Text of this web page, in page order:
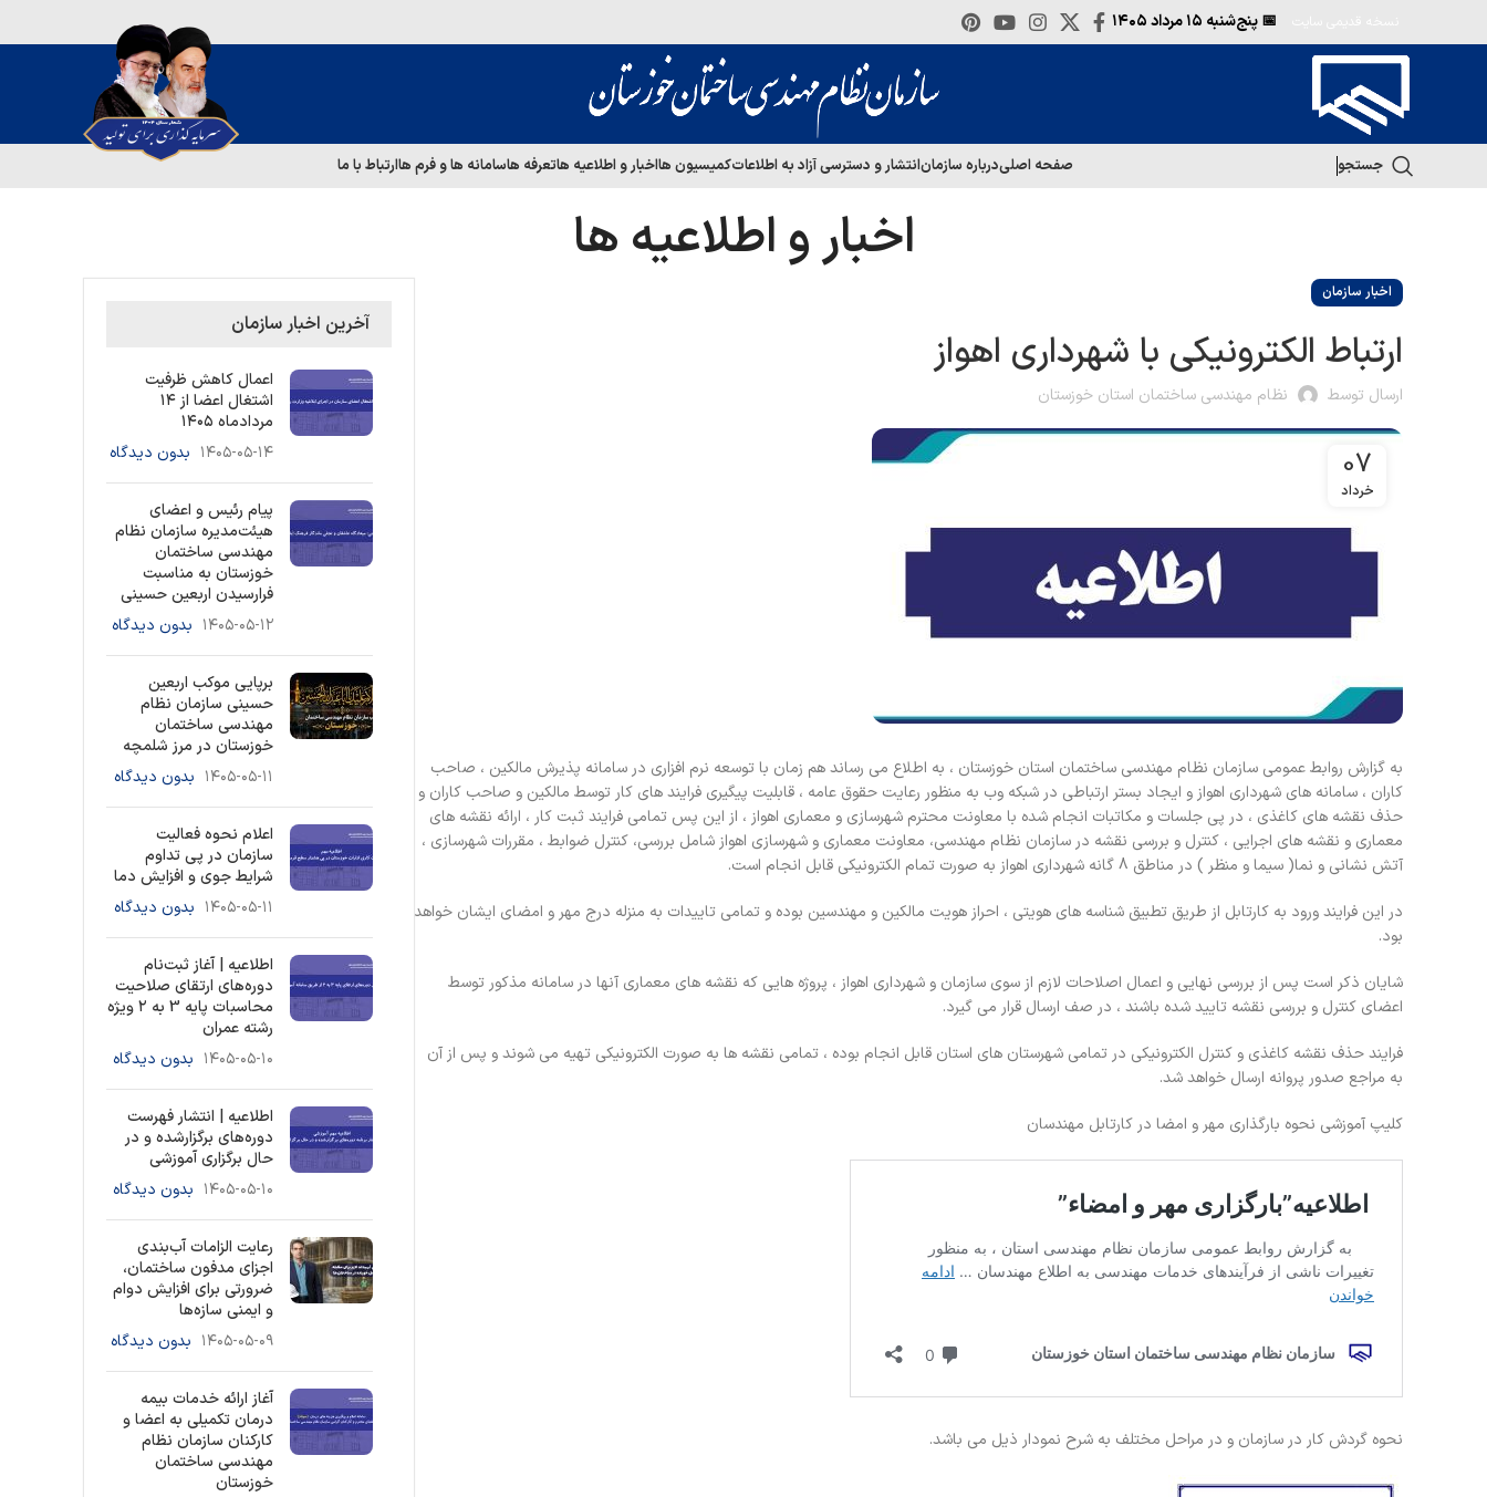
📅 پنج‌شنبه
جستجو صفحه اصلیدرباره سازمانانتشار و دسترسی آزاد به اطلاعاتکمیسیون هااخبار و اطلاعیه هاتعرفه هاسامانه ها و فرم هاارتباط با ما
اخبار و اطلاعیه ها
اخبار سازمان
ارتباط الکترونیکی با شهرداری اهواز
ارسال توسط نظام مهندسی ساختمان استان خوزستان
07
خرداد
به گزارش روابط عمومی سازمان نظام مهندسی ساختمان استان خوزستان ، به اطلاع می رساند هم زمان با توسعه نرم افزاری در سامانه پذیرش مالکین ، صاحب
کاران ، سامانه های شهرداری اهواز و ایجاد بستر ارتباطی در شبکه وب به منظور رعایت حقوق عامه ، قابلیت پیگیری فرایند های کار توسط مالکین و صاحب کاران و
حذف نقشه های کاغذی ، در پی جلسات و مکاتبات انجام شده با معاونت محترم شهرسازی و معماری اهواز ، از این پس تمامی فرایند ثبت کار ، ارائه نقشه های
معماری و نقشه های اجرایی ، کنترل و بررسی نقشه در سازمان نظام مهندسی، معاونت معماری و شهرسازی اهواز شامل بررسی، کنترل ضوابط ، مقررات شهرسازی ،
آتش نشانی و نما( سیما و منظر ) در مناطق 8 گانه شهرداری اهواز به صورت تمام الکترونیکی قابل انجام است.
در این فرایند ورود به کارتابل از طریق تطبیق شناسه های هویتی ، احراز هویت مالکین و مهندسین بوده و تمامی تاییدات به منزله درج مهر و امضای ایشان خواهد
بود.
شایان ذکر است پس از بررسی نهایی و اعمال اصلاحات لازم از سوی سازمان و شهرداری اهواز ، پروژه هایی که نقشه های معماری آنها در سامانه مذکور توسط
اعضای کنترل و بررسی نقشه تایید شده باشند ، در صف ارسال قرار می گیرد.
فرایند حذف نقشه کاغذی و کنترل الکترونیکی در تمامی شهرستان های استان قابل انجام بوده ، تمامی نقشه ها به صورت الکترونیکی تهیه می شوند و پس از آن
به مراجع صدور پروانه ارسال خواهد شد.
کلیپ آموزشی نحوه بارگذاری مهر و امضا در کارتابل مهندسان
نحوه گردش کار در سازمان و در مراحل مختلف به شرح نمودار ذیل می باشد.
آخرین اخبار سازمان
اعمال کاهش ظرفیت
اشتغال اعضا از ۱۴
مردادماه ۱۴۰۵
۱۴۰۵-۰۵-۱۴ بدون دیدگاه
پیام رئیس و اعضای
هیئت‌مدیره سازمان نظام
مهندسی ساختمان
خوزستان به مناسبت
فرارسیدن اربعین حسینی
۱۴۰۵-۰۵-۱۲ بدون دیدگاه
برپایی موکب اربعین
حسینی سازمان نظام
مهندسی ساختمان
خوزستان در مرز شلمچه
۱۴۰۵-۰۵-۱۱ بدون دیدگاه
اعلام نحوه فعالیت
سازمان در پی تداوم
شرایط جوی و افزایش دما
۱۴۰۵-۰۵-۱۱ بدون دیدگاه
اطلاعیه | آغاز ثبت‌نام
دوره‌های ارتقای صلاحیت
محاسبات پایه 3 به ۲ ویژه
رشته عمران
۱۴۰۵-۰۵-۱۰ بدون دیدگاه
اطلاعیه | انتشار فهرست
دوره‌های برگزارشده و در
حال برگزاری آموزشی
۱۴۰۵-۰۵-۱۰ بدون دیدگاه
رعایت الزامات آب‌بندی
اجزای مدفون ساختمان،
ضرورتی برای افزایش دوام
و ایمنی سازه‌ها
۱۴۰۵-۰۵-۰۹ بدون دیدگاه
آغاز ارائه خدمات بیمه
درمان تکمیلی به اعضا و
کارکنان سازمان نظام
مهندسی ساختمان
خوزستان